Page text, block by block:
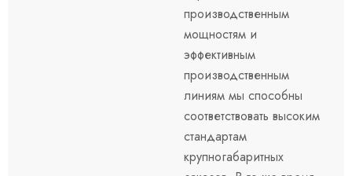
производственным
мощностям и
эффективным
производственным
линиям мы способны
соответствовать высоким
стандартам
крупногабаритных